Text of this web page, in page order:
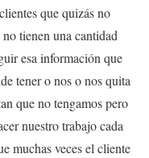
que quizás no
tienen una cantidad
esa información que
tener o nos o nos quita
que no tengamos pero
nuestro trabajo cada
muchas veces el cliente